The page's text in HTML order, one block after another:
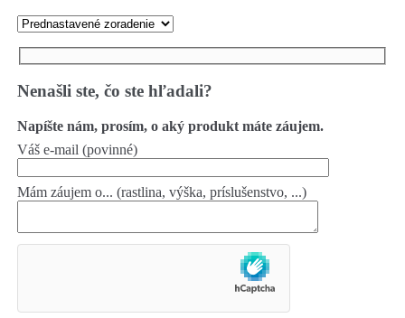
Nenašli ste, čo ste hľadali?
Napíšte nám, prosím, o aký produkt máte záujem.
Váš e-mail (povinné)
Mám záujem o... (rastlina, výška, príslušenstvo, ...)